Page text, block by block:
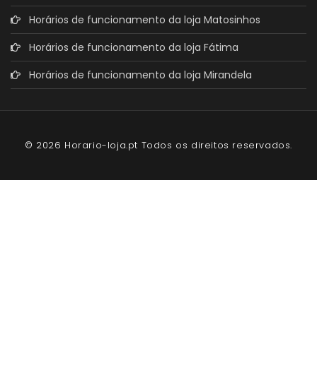
Horários de funcionamento da loja Matosinhos
Horários de funcionamento da loja Fátima
Horários de funcionamento da loja Mirandela
© 2026 Horario-loja.pt Todos os direitos reservados.